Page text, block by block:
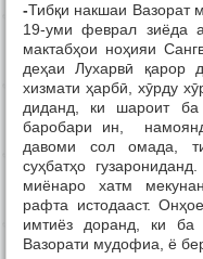
-Тибқи накшаи Вазорат
19-уми феврал зиёда
мактабҳои ноҳияи
деҳаи Лухарвӣ қарор
хизмати ҳарбӣ, хӯрду
диданд, ки шароит
баробари ин,
давоми сол омада,
суҳбатҳо
миёнаро хатм
рафта истодааст.
имтиёз доранд, ки ба
Вазорати мудофиа, ё